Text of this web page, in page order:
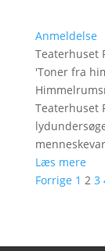
Anmeldelse
Teaterhuset
'Toner fra
Teaterhuset
Læs mere
Forrige 1 2 3